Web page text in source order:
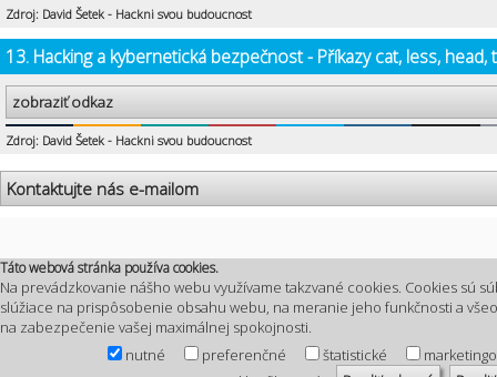
Táto webová stránka používa cookies.
Na prevádzkovanie nášho webu využívame takzvané cookies. Cookies sú
slúžiace na prispôsobenie obsahu webu, na meranie jeho funkčnosti a
na zabezpečenie vašej maximálnej spokojnosti.
nutné
preferenčné štatistické
Zdroj: David Šetek - Hackni svou budoucnost
13. Hacking a kybernetická bezpečnost - Příkazy cat, less, head,
zobraziť odkaz
Zdroj: David Šetek - Hackni svou budoucnost
Kontaktujte nás e-mailom